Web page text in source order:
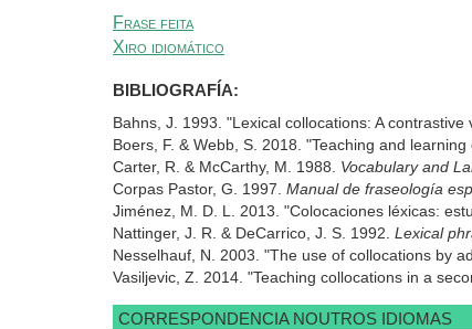
Frase feita
Xiro idiomático
BIBLIOGRAFÍA:
Bahns, J. 1993. "Lexical collocations: A contrastive
Boers, F. & Webb, S. 2018. "Teaching and
Carter, R. & McCarthy, M. 1988. Vocabulary and
Corpas Pastor, G. 1997. Manual de fraseología
Jiménez, M. D. L. 2013. "Colocaciones léxicas:
Nattinger, J. R. & DeCarrico, J. S. 1992. Lexical
Nesselhauf, N. 2003. "The use of collocations by
Vasiljevic, Z. 2014. "Teaching collocations in a
CORRESPONDENCIA NOUTROS IDIOMAS